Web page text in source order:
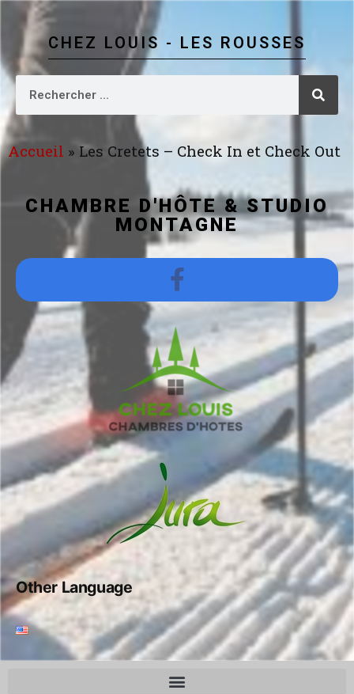
CHEZ LOUIS - LES ROUSSES
Accueil » Les Cretets – Check In et Check Out
CHAMBRE D'HÔTE & STUDIO
MONTAGNE
Other Language